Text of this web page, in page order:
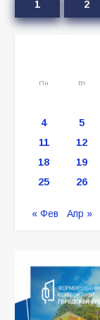
1 2
Пн Вт
4
5
11
12
18
19
25
26
« Фев Апр »